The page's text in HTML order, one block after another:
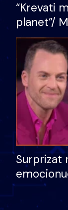
“Krevati
planet”/
bukura
Surprizat
nëna
nuk i